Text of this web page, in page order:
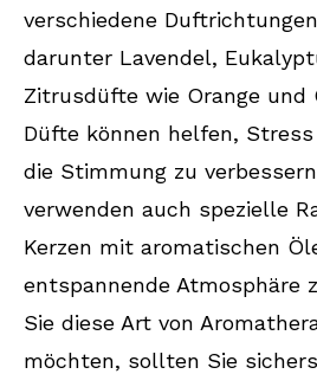
verschiedene
darunter Lavendel,
Zitrusdüfte wie Orange und
Düfte können helfen,
die Stimmung zu
verwenden auch spezielle
Kerzen mit aromatischen
entspannende Atmosphäre
Sie diese Art von
möchten, sollten Sie